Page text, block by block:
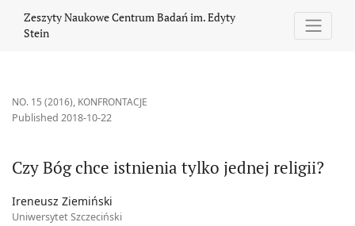
Zeszyty Naukowe Centrum Badań im. Edyty
Stein
NO. 15 (2016), KONFRONTACJE
Czy Bóg chce istnienia tylko jednej religii?
Published 2018-10-22
Ireneusz Ziemiński
Uniwersytet Szczeciński